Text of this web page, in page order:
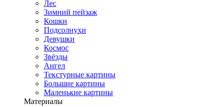
Лес
Зимний пейзаж
Кошки
Подсолнухи
Девушки
Космос
Звёзды
Ангел
Текстурные картины
Большие картины
Маленькие картины
Материалы